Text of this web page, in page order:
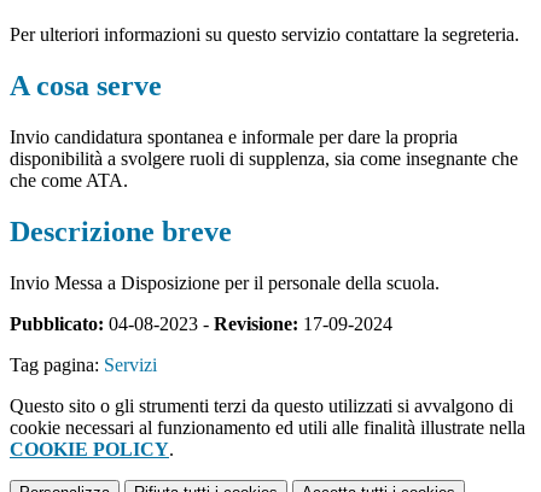
Per ulteriori informazioni su questo servizio contattare la segreteria.
A cosa serve
Invio candidatura spontanea e informale per dare la propria
disponibilità a svolgere ruoli di supplenza, sia come insegnante che
che come ATA.
Descrizione breve
Invio Messa a Disposizione per il personale della scuola.
Pubblicato: 04-08-2023 - Revisione: 17-09-2024
Tag pagina: Servizi
Questo sito o gli strumenti terzi da questo utilizzati si avvalgono di
cookie necessari al funzionamento ed utili alle finalità illustrate nella
COOKIE POLICY.